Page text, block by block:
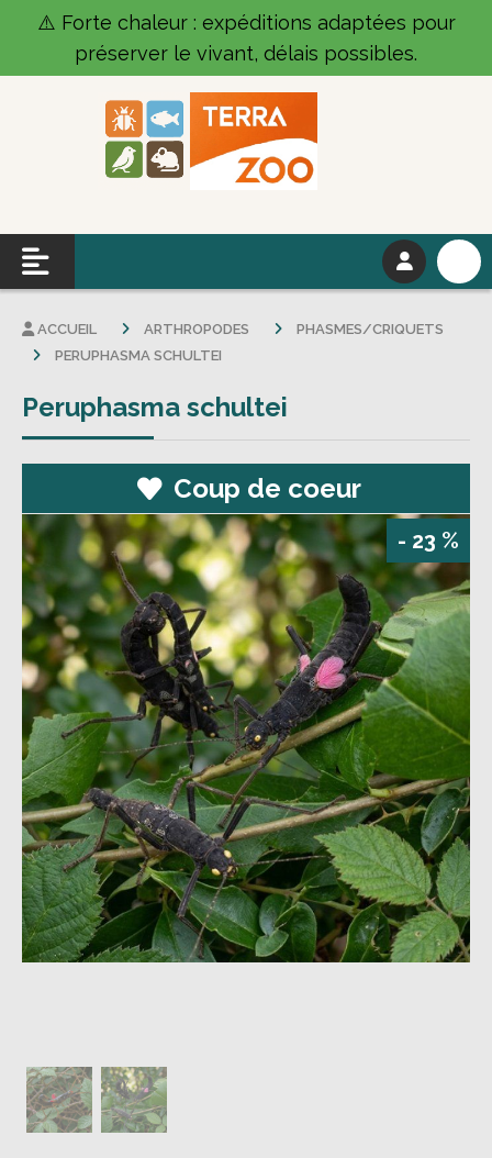
⚠️ Forte chaleur : expéditions adaptées pour
préserver le vivant, délais possibles.
ACCUEIL ARTHROPODES
PHASMES/CRIQUETS
PERUPHASMA SCHULTEI
Peruphasma schultei
- 23 %
Coup de coeur